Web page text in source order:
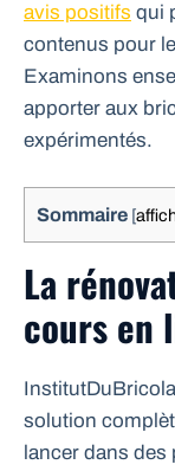
avis positifs qui
contenus pour
Examinons
apporter aux
expérimentés.
Sommaire [
La
cours en
solution
lancer dans des